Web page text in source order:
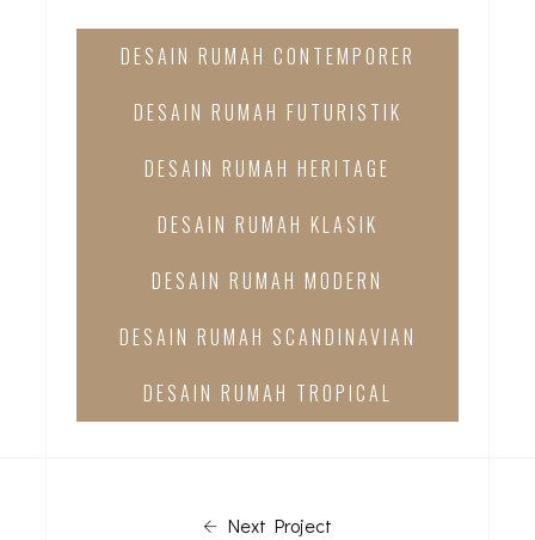
DESAIN RUMAH CONTEMPORER
DESAIN RUMAH FUTURISTIK
DESAIN RUMAH HERITAGE
DESAIN RUMAH KLASIK
DESAIN RUMAH MODERN
DESAIN RUMAH SCANDINAVIAN
DESAIN RUMAH TROPICAL
Next Project